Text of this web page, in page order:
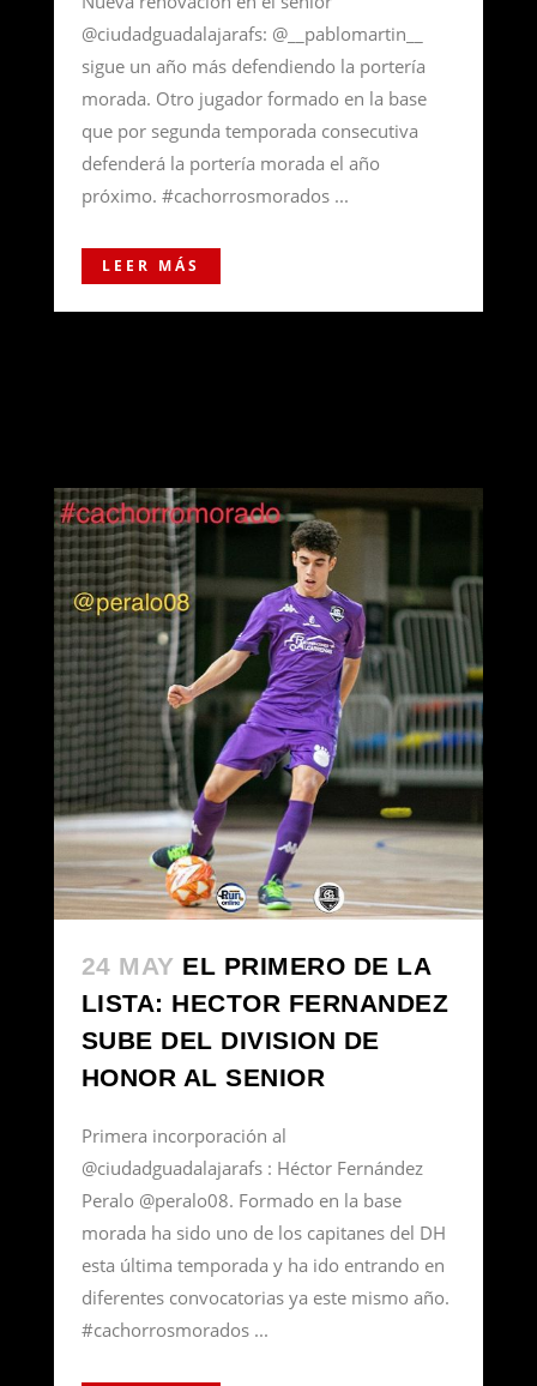
@ciudadguadalajarafs: @__pablomartin__
sigue un año más defendiendo la portería
morada. Otro jugador formado en la base
que por segunda temporada consecutiva
defenderá la portería morada el año
próximo. #cachorrosmorados ...
LEER MÁS
24 MAY EL PRIMERO DE LA
LISTA: HECTOR FERNANDEZ
SUBE DEL DIVISION DE
HONOR AL SENIOR
Primera incorporación al
@ciudadguadalajarafs : Héctor Fernández
Peralo @peralo08. Formado en la base
morada ha sido uno de los capitanes del DH
esta última temporada y ha ido entrando en
diferentes convocatorias ya este mismo año.
#cachorrosmorados ...